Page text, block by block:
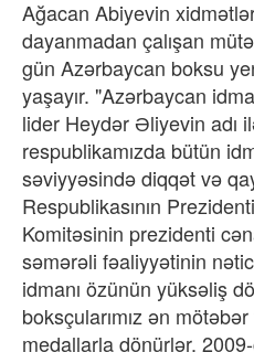
Ağacan Abiyevin
dayanmadan çalışan
gün Azərbaycan boksu
yaşayır. "Azərbaycan
lider Heydər Əliyevin adı
respublikamızda bütün
səviyyəsində diqqət və
Respublikasının
Komitəsinin prezidenti
səmərəli fəaliyyətinin
idmanı özünün yüksəliş
boksçularımız ən
medallarla dönürlər.